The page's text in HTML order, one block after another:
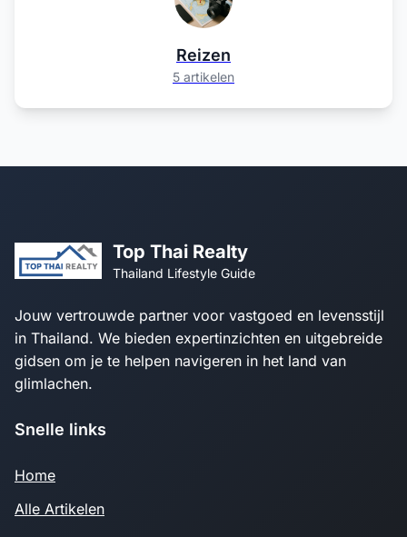
Reizen
5 artikelen
Top Thai Realty
Thailand Lifestyle Guide
Jouw vertrouwde partner voor vastgoed en levensstijl
in Thailand. We bieden expertinzichten en uitgebreide
gidsen om je te helpen navigeren in het land van
glimlachen.
Snelle links
Home
Alle Artikelen